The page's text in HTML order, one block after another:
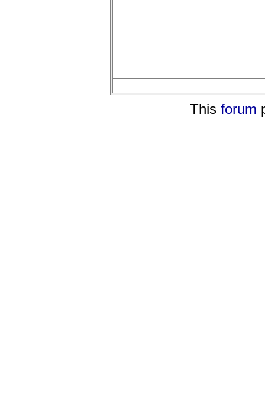
This forum